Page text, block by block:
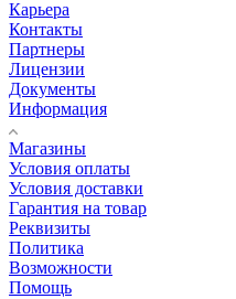
Карьера
Контакты
Партнеры
Лицензии
Документы
Информация
Магазины
Условия оплаты
Условия доставки
Гарантия на товар
Реквизиты
Политика
Возможности
Помощь